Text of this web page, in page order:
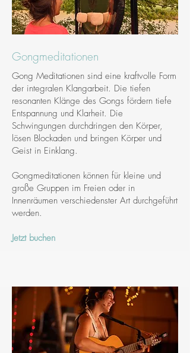
Gongmeditationen
Gong Meditationen sind eine kraftvolle Form
der integralen Klangarbeit. Die tiefen
resonanten Klänge des Gongs fördern tiefe
Entspannung und Klarheit. Die
Schwingungen durchdringen den Körper,
lösen Blockaden und bringen Körper und
Geist in Einklang.
Gongmeditationen können für kleine und
große Gruppen im Freien oder in
Innenräumen verschiedenster Art durchgeführt
werden.
Jetzt buchen